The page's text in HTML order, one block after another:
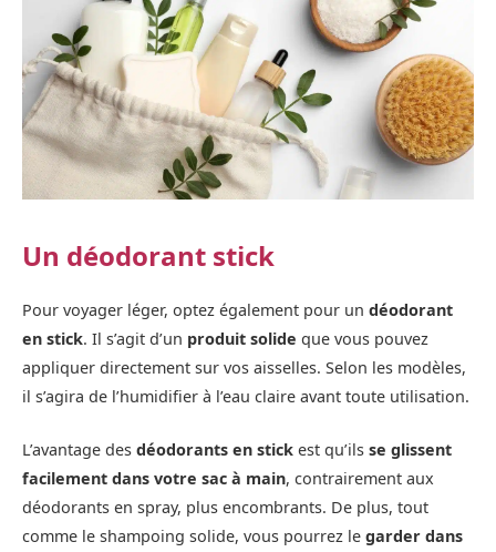
Un déodorant stick
Pour voyager léger, optez également pour un déodorant
en stick. Il s’agit d’un produit solide que vous pouvez
appliquer directement sur vos aisselles. Selon les modèles,
il s’agira de l’humidifier à l’eau claire avant toute utilisation.
L’avantage des déodorants en stick est qu’ils se glissent
facilement dans votre sac à main, contrairement aux
déodorants en spray, plus encombrants. De plus, tout
comme le shampoing solide, vous pourrez le garder dans